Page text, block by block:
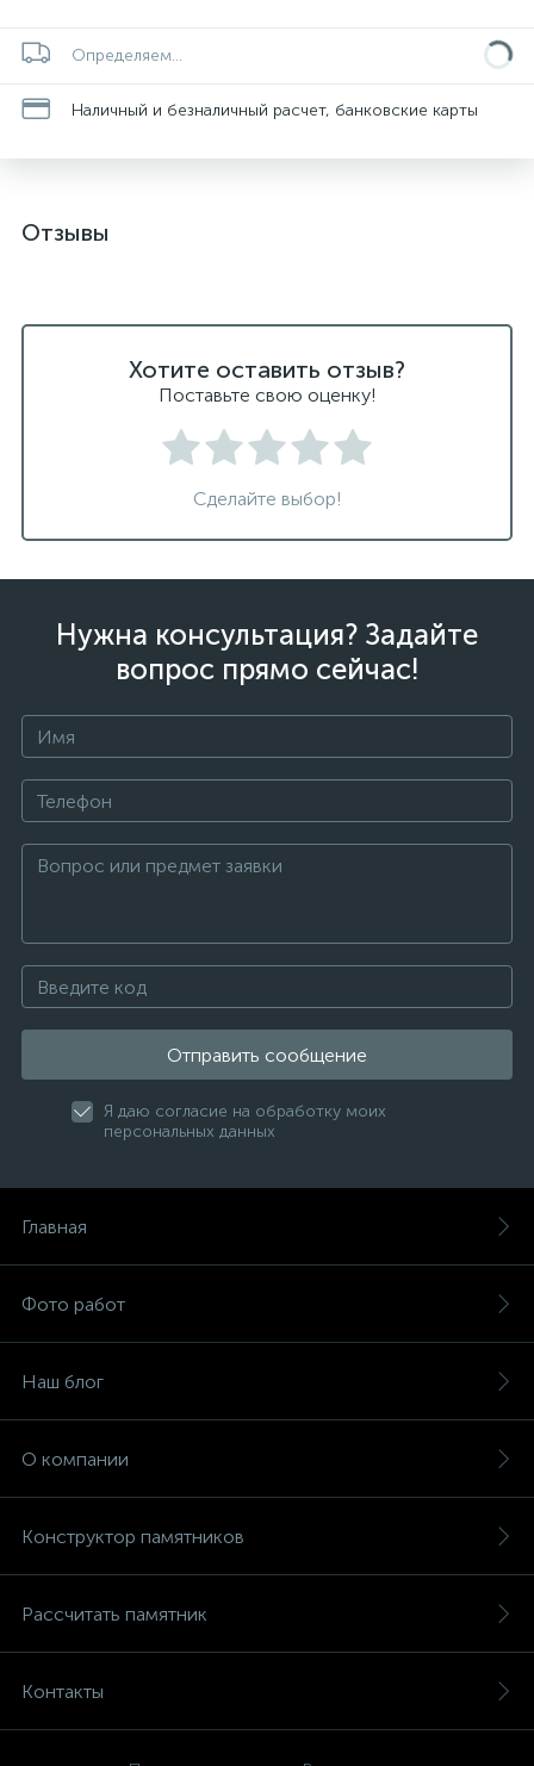
Определяем...
Наличный и безналичный расчет, банковские карты
Отзывы
Хотите оставить отзыв?
Поставьте свою оценку!
Сделайте выбор!
Нужна консультация? Задайте
вопрос прямо сейчас!
Отправить сообщение
Я даю согласие на обработку моих
персональных данных
Главная
Фото работ
Наш блог
О компании
Конструктор памятников
Рассчитать памятник
Контакты